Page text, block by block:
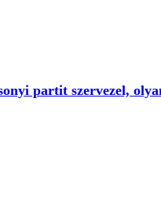
partit szervezel,